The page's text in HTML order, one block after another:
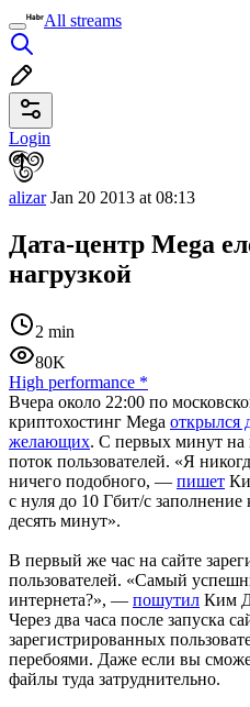
All streams
Login
alizarJan 20 2013 at 08:13
Дата-центр Mega
нагрузкой
2 min
80K
High performance *
Вчера около 22:00 по
криптохостинг Mega открылся
желающих. С первых минут на
поток пользователей. «Я
ничего подобного, — пишет
с нуля до 10 Гбит/с заполнение
десять минут».
В первый же час на сайте
пользователей. «Самый
интернета?», — пошутил Ким
Через два часа после запуска
зарегистрированных
перебоями. Даже если вы
файлы туда затруднительно.